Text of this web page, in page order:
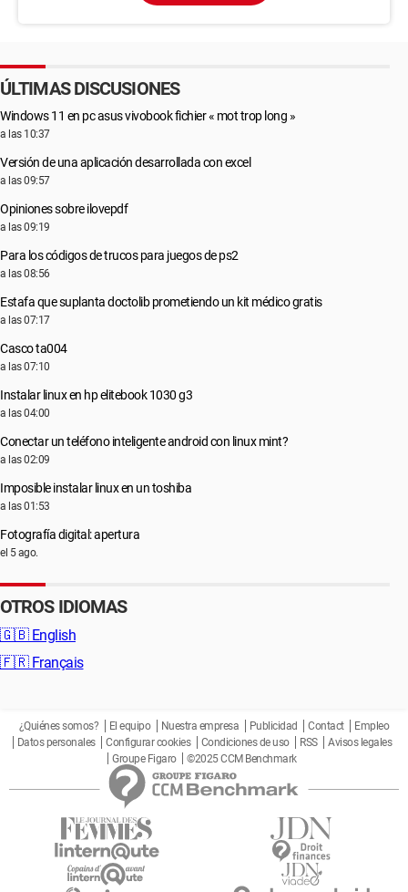
ÚLTIMAS DISCUSIONES
Windows 11 en pc asus vivobook fichier « mot trop long »
a las 10:37
Versión de una aplicación desarrollada con excel
a las 09:57
Opiniones sobre ilovepdf
a las 09:19
Para los códigos de trucos para juegos de ps2
a las 08:56
Estafa que suplanta doctolib prometiendo un kit médico gratis
a las 07:17
Casco ta004
a las 07:10
Instalar linux en hp elitebook 1030 g3
a las 04:00
Conectar un teléfono inteligente android con linux mint?
a las 02:09
Imposible instalar linux en un toshiba
a las 01:53
Fotografía digital: apertura
el 5 ago.
OTROS IDIOMAS
🇬🇧 English
🇫🇷 Français
¿Quiénes somos? El equipo Nuestra empresa Publicidad Contact
Empleo
Datos personales
Configurar cookies Condiciones de uso RSS
Avisos legales
Groupe Figaro
©2025 CCM Benchmark